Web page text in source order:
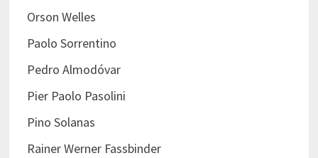
Orson Welles
Paolo Sorrentino
Pedro Almodóvar
Pier Paolo Pasolini
Pino Solanas
Rainer Werner Fassbinder